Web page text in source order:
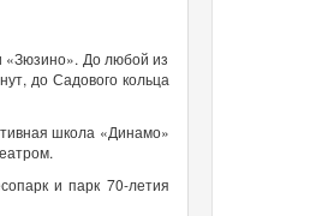
«Зюзино». До любой из
до Садового кольца
школа «Динамо»
и парк 70-летия